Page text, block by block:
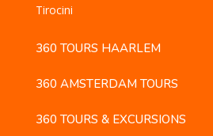
Tirocini
360 TOURS HAARLEM
360 AMSTERDAM TOURS
360 TOURS & EXCURSIONS